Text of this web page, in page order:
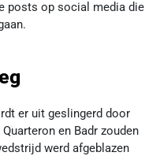
posts op social media die
er uit geslingerd door
en Badr zouden
werd afgeblazen